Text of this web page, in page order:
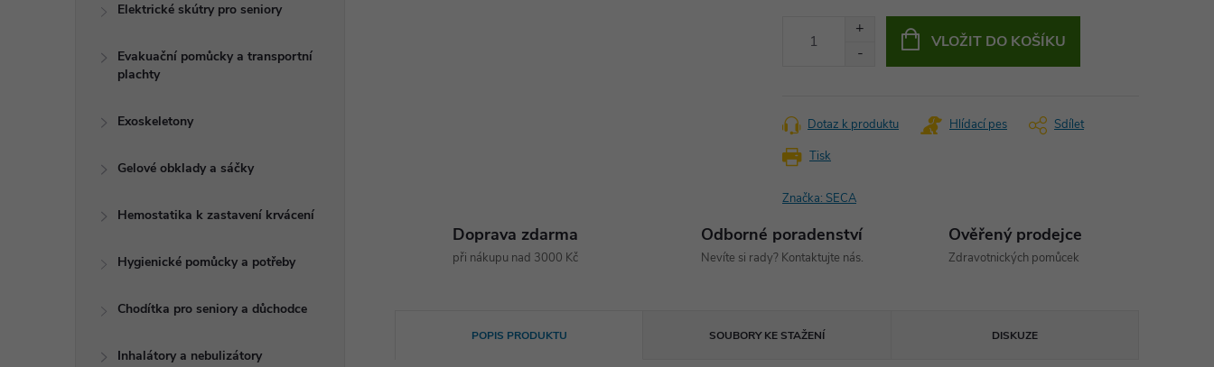
Elektrické skútry pro seniory
Evakuační pomůcky a transportní
plachty
Exoskeletony
Gelové obklady a sáčky
Hemostatika k zastavení krvácení
Hygienické pomůcky a potřeby
Chodítka pro seniory a důchodce
Inhalátory a nebulizátory
VLOŽIT DO KOŠÍKU
Tisk
Dotaz k produktu Hlídací pes Sdílet
Značka: SECA
Doprava zdarma
při nákupu nad 3000 Kč
Odborné poradenství
Nevíte si rady? Kontaktujte nás.
Ověřený prodejce
Zdravotnických pomůcek
POPIS PRODUKTU SOUBORY KE STAŽENÍ DISKUZE